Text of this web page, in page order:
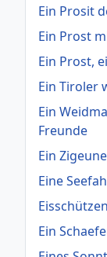
Ein Prosit
Ein Prost
Ein Prost,
Ein Tiroler
Ein
Freunde
Ein
Eine
Ein